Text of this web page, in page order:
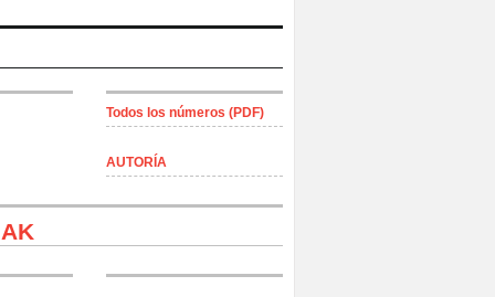
Todos los números (PDF)
AUTORÍA
Argentina